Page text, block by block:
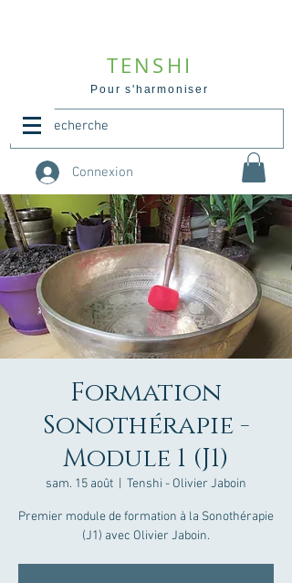
TENSHI
Pour s'harmoniser
Connexion
Formation
Sonothérapie -
Module 1 (J1)
sam. 15 août
  |
Tenshi - Olivier Jaboin
Premier module de formation à la Sonothérapie
(J1) avec Olivier Jaboin.